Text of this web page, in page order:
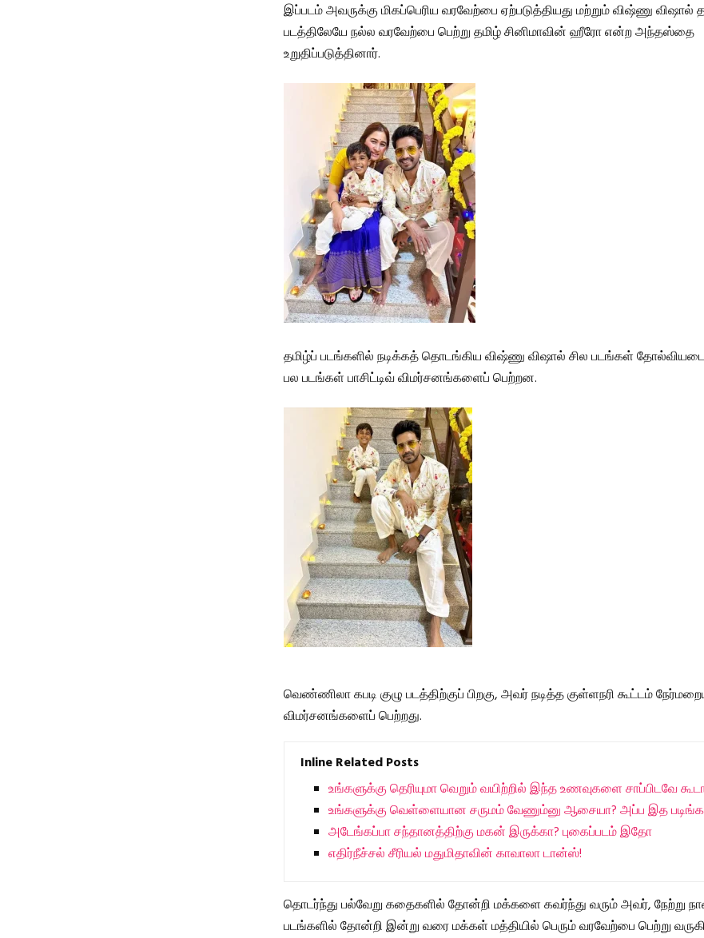
இப்படம் அவருக்கு மிகப்பெரிய வரவேற்பை ஏற்படுத்தியது மற்றும் விஷ்ணு விஷால்
படத்திலேயே நல்ல வரவேற்பை பெற்று தமிழ் சினிமாவின் ஹீரோ என்ற அந்தஸ்தை
உறுதிப்படுத்தினார்.
தமிழ்ப் படங்களில் நடிக்கத் தொடங்கிய விஷ்ணு விஷால் சில படங்கள்
பல படங்கள் பாசிட்டிவ் விமர்சனங்களைப் பெற்றன.
வெண்ணிலா கபடி குழு படத்திற்குப் பிறகு, அவர் நடித்த குள்ளநரி கூட்டம்
விமர்சனங்களைப் பெற்றது.
Inline Related Posts
உங்களுக்கு தெரியுமா வெறும் வயிற்றில் இந்த உணவுகளை சாப்பிடவே
உங்களுக்கு வெள்ளையான சருமம் வேணும்னு ஆசையா? அப்ப இத
அடேங்கப்பா சந்தானத்திற்கு மகன் இருக்கா? புகைப்படம் இதோ
எதிர்நீச்சல் சீரியல் மதுமிதாவின் காவாலா டான்ஸ்!
தொடர்ந்து பல்வேறு கதைகளில் தோன்றி மக்களை கவர்ந்து வரும் அவர், நேற்று
படங்களில் தோன்றி இன்று வரை மக்கள் மத்தியில் பெரும் வரவேற்பை பெற்று